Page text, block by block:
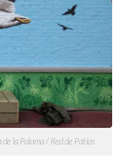
la Paloma / Red de Patios